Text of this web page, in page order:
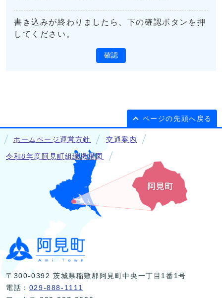
書き込みが終わりましたら、下の確認ボタンを押
してください。
確認
ページの先頭へ戻る
ホームページ運営方針 交通案内
令和8年度阿見町組織機構図
〒300-0392 茨城県稲敷郡阿見町中央一丁目1番1号
電話： 029-888-1111